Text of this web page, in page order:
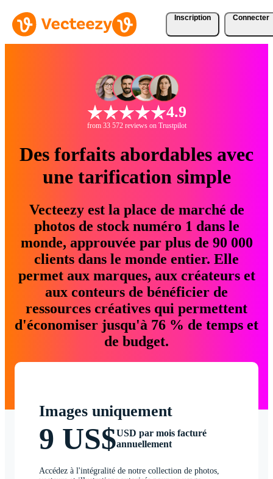
Inscription Connecter
4.9
from 33 572 reviews on Trustpilot
Des forfaits abordables avec
une tarification simple
Vecteezy est la place de marché de
photos de stock numéro 1 dans le
monde, approuvée par plus de 90 000
clients dans le monde entier. Elle
permet aux marques, aux créateurs et
aux conteurs de bénéficier de
ressources créatives qui permettent
d'économiser jusqu'à 76 % de temps et
de budget.
Images uniquement
9 US$USD par mois facturé
annuellement
Accédez à l'intégralité de notre collection de photos,